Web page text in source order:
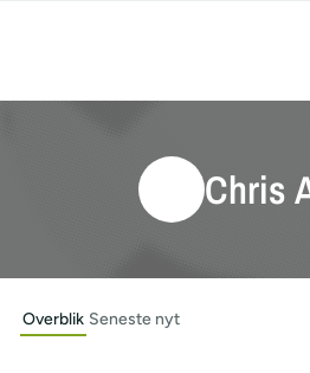
Chris
Overblik Seneste nyt